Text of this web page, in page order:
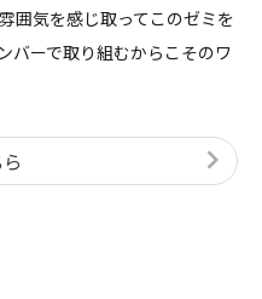
囲気を感じ取ってこのゼミを
バーで取り組むからこそのワ